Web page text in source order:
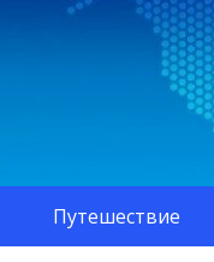
Путешествие